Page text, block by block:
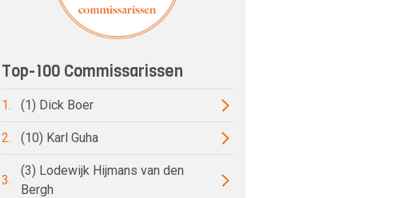
Top-100 Commissarissen
1. (1) Dick Boer
2. (10) Karl Guha
3.
(3) Lodewijk Hijmans van den
Bergh